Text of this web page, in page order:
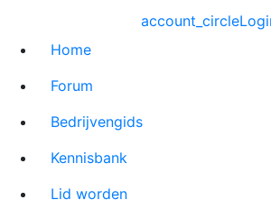
account_circle
Home
Forum
Bedrijvengids
Kennisbank
Lid worden